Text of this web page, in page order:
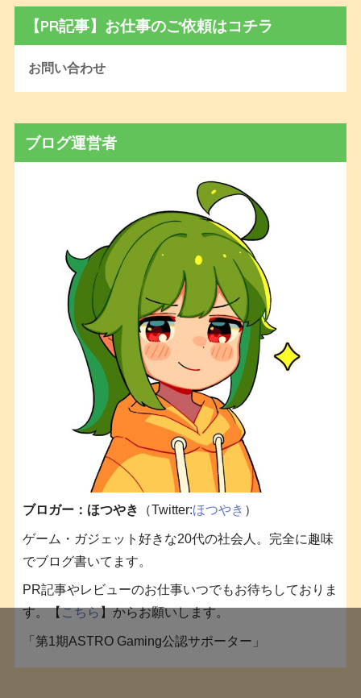
【PR記事】お仕事のご依頼はコチラ
お問い合わせ
ブログ運営者
ブロガー：ほつやき （Twitter:ほつやき ）
ゲーム・ガジェット好きな20代の社会人。完全に趣味
でブログ書いてます。
PR記事やレビューのお仕事いつでもお待ちしておりま
す。【こちら】からお願いします。
「第1期ASTRO Gaming公認サポーター」